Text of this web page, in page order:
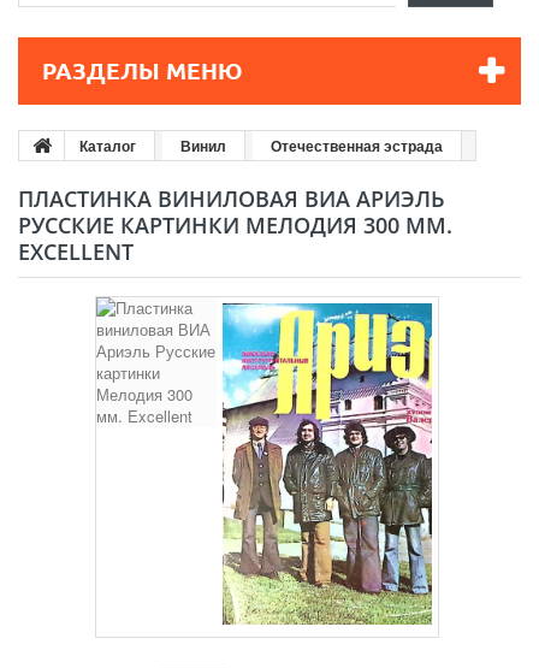
РАЗДЕЛЫ МЕНЮ
Каталог Винил Отечественная эстрада
ПЛАСТИНКА ВИНИЛОВАЯ ВИА АРИЭЛЬ
РУССКИЕ КАРТИНКИ МЕЛОДИЯ 300 ММ.
EXCELLENT